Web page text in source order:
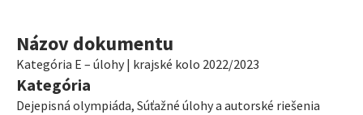
Názov dokumentu
Kategória E – úlohy | krajské kolo 2022/2023
Kategória
Dejepisná olympiáda, Súťažné úlohy a autorské riešenia